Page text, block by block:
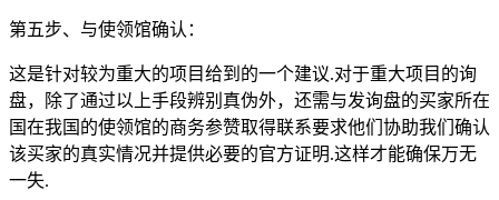
第五步、与使领馆确认：
这是针对较为重大的项目给到的一个建议.对于重大项目的询
盘，除了通过以上手段辨别真伪外，还需与发询盘的买家所在
国在我国的使领馆的商务参赞取得联系要求他们协助我们确认
该买家的真实情况并提供必要的官方证明.这样才能确保万无
一失.